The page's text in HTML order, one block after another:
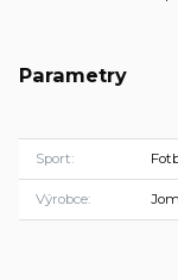
Parametry
Sport
Výrobce